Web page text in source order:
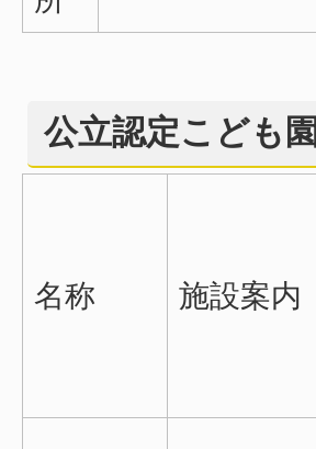
公立認定こども園
名称 施設案内